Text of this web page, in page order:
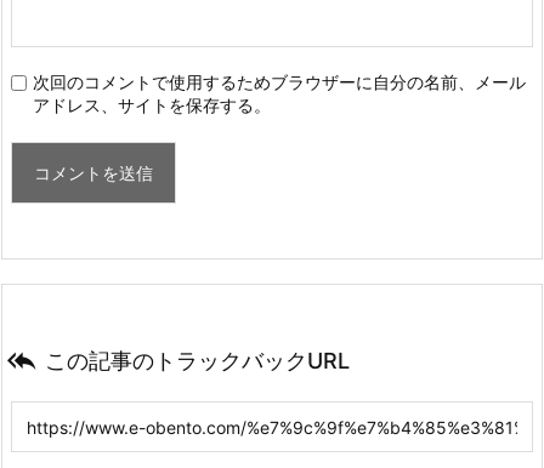
次回のコメントで使用するためブラウザーに自分の名前、メール
アドレス、サイトを保存する。
 この記事のトラックバックURL